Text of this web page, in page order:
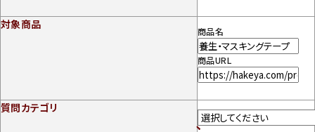
対象商品
商品名
商品URL
質問カテゴリ